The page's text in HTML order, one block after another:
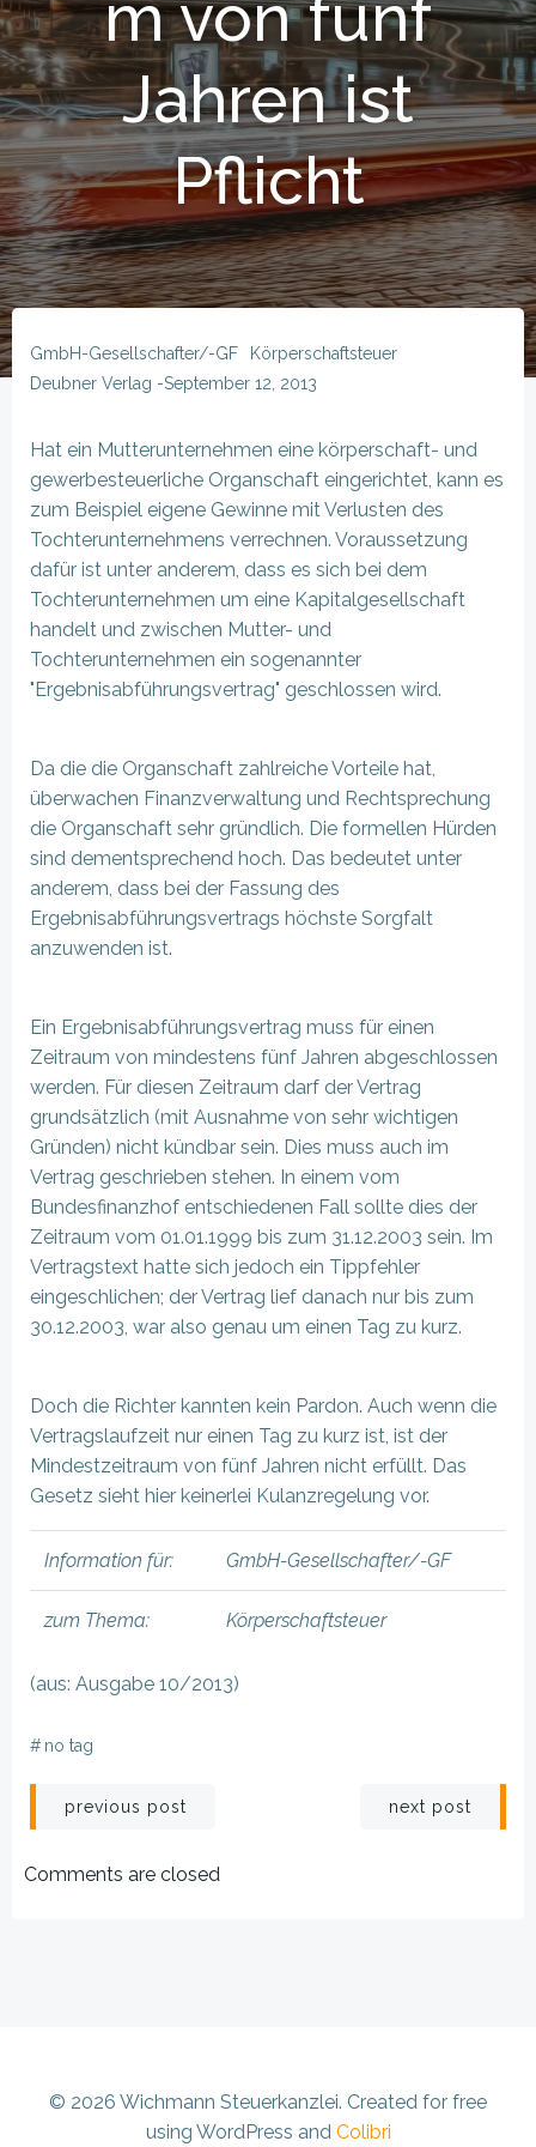
m von fünf
Jahren ist
Pflicht
GmbH-Gesellschafter/-GF
Körperschaftsteuer
Deubner Verlag -September 12, 2013
Hat ein Mutterunternehmen eine körperschaft- und
gewerbesteuerliche Organschaft eingerichtet, kann es
zum Beispiel eigene Gewinne mit Verlusten des
Tochterunternehmens verrechnen. Voraussetzung
dafür ist unter anderem, dass es sich bei dem
Tochterunternehmen um eine Kapitalgesellschaft
handelt und zwischen Mutter- und
Tochterunternehmen ein sogenannter
"Ergebnisabführungsvertrag" geschlossen wird.
Da die die Organschaft zahlreiche Vorteile hat,
überwachen Finanzverwaltung und Rechtsprechung
die Organschaft sehr gründlich. Die formellen Hürden
sind dementsprechend hoch. Das bedeutet unter
anderem, dass bei der Fassung des
Ergebnisabführungsvertrags höchste Sorgfalt
anzuwenden ist.
Ein Ergebnisabführungsvertrag muss für einen
Zeitraum von mindestens fünf Jahren abgeschlossen
werden. Für diesen Zeitraum darf der Vertrag
grundsätzlich (mit Ausnahme von sehr wichtigen
Gründen) nicht kündbar sein. Dies muss auch im
Vertrag geschrieben stehen. In einem vom
Bundesfinanzhof entschiedenen Fall sollte dies der
Zeitraum vom 01.01.1999 bis zum 31.12.2003 sein. Im
Vertragstext hatte sich jedoch ein Tippfehler
eingeschlichen; der Vertrag lief danach nur bis zum
30.12.2003, war also genau um einen Tag zu kurz.
Doch die Richter kannten kein Pardon. Auch wenn die
Vertragslaufzeit nur einen Tag zu kurz ist, ist der
Mindestzeitraum von fünf Jahren nicht erfüllt. Das
Gesetz sieht hier keinerlei Kulanzregelung vor.
Information für: GmbH-Gesellschafter/-GF
zum Thema: Körperschaftsteuer
(aus: Ausgabe 10/2013)
# no tag
Beitragsnavigation
previous post next post
Comments are closed
© 2026 Wichmann Steuerkanzlei. Created for free
using WordPress and Colibri